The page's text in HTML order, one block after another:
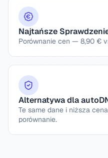
Najtańsze
Porównanie cen — 8,90 €
Alternatywa dla
Te same dane i niższa
porównanie.